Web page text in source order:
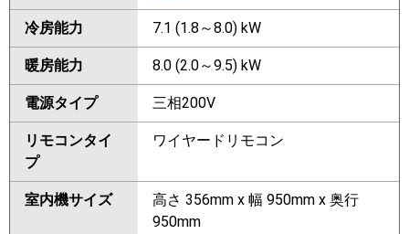
冷房能力 7.1 (1.8～8.0) kW
暖房能力 8.0 (2.0～9.5) kW
電源タイプ 三相200V
リモコンタイ
プ
ワイヤードリモコン
室内機サイズ
高さ 356mm x 幅 950mm x 奥行
950mm